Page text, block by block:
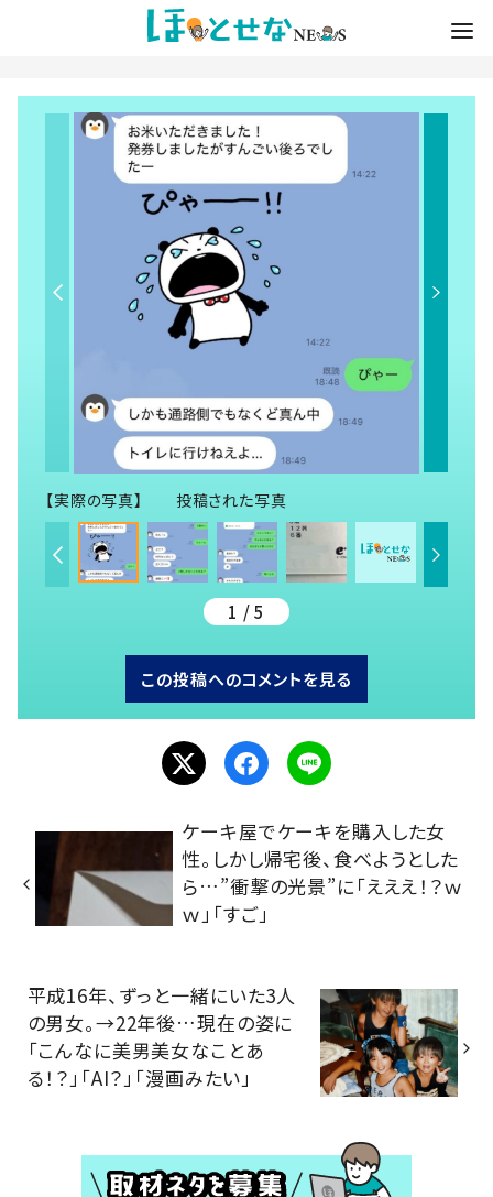
【実際の写真】 投稿された写真
1 / 5
この投稿へのコメントを見る
ケーキ屋でケーキを購入した女
性。しかし帰宅後、食べようとした
ら…”衝撃の光景”に「えええ！？ｗ
ｗ」「すご」
平成16年、ずっと一緒にいた3人
の男女。→22年後…現在の姿に
「こんなに美男美女なことあ
る！？」「AI？」「漫画みたい」